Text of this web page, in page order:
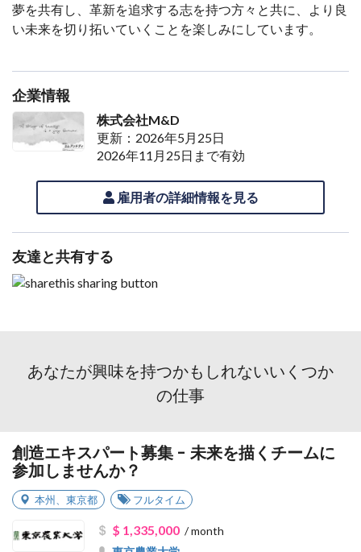
夢を共有し、革新を追求する志を持つ方々と共に、より良
い未来を切り拓いていくことを楽しみにしています。
企業情報
株式会社M&D
更新：2026年5月25日
2026年11月25日まで有効
雇用者の詳細情報を見る
友達と共有する
あなたが興味を持つかもしれないいくつか
の仕事
創造エキスパート募集 - 未来を描くチームに
参加しませんか？
本州 東京都 フルタイム
$ 1,335,000/ month